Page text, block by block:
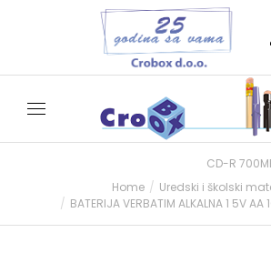
Home
Uredski i školski
BATERIJA VERBATIM ALKALNA 1 5V